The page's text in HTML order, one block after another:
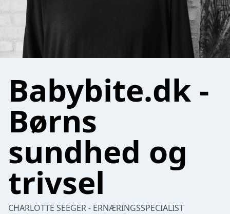
Babybite.dk -
Børns
sundhed og
trivsel
CHARLOTTE SEEGER - ERNÆRINGSSPECIALIST